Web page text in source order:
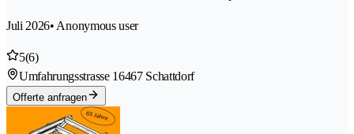
Juli 2026• Anonymous user
5(6)
Umfahrungsstrasse 16467 Schattdorf
Offerte anfragen